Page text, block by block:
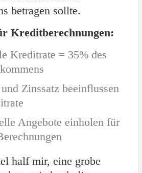
betragen sollte.
Kreditberechnungen:
Kreditrate = 35% des
Zinssatz beeinflussen
Angebote einholen für
half mir, eine grobe